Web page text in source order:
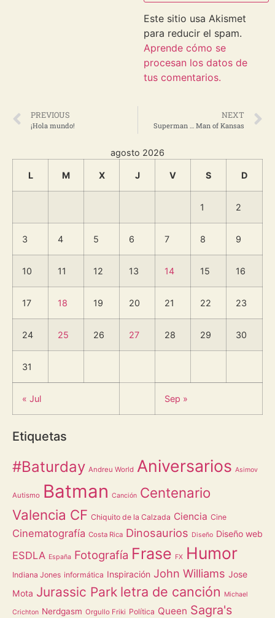
Este sitio usa Akismet
para reducir el spam.
Aprende cómo se
procesan los datos de
tus comentarios.
PREVIOUS
¡Hola mundo!
NEXT
Superman … Man of Kansas
agosto 2026
L M X J V S D
1 2
3 4 5 6 7 8 9
10 11 12 13 14 15 16
17 18 19 20 21 22 23
24 25 26 27 28 29 30
31
« Jul Sep »
Etiquetas
#Baturday Andreu World Aniversarios Asimov
Autismo Batman Canción Centenario
Valencia CF Chiquito de la Calzada Ciencia Cine
Cinematografía Costa Rica Dinosaurios Diseño Diseño web
ESDLA España Fotografía Frase FX Humor
Indiana Jones informática Inspiración John Williams Jose
Mota Jurassic Park letra de canción Michael
Crichton Nerdgasm Orgullo Friki Política Queen Sagra's